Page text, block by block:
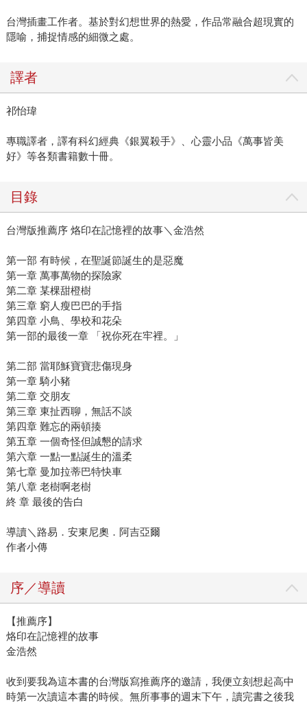
台灣插畫工作者。基於對幻想世界的熱愛，作品常融合超現實的
隱喻，捕捉情感的細微之處。
譯者
祁怡瑋
專職譯者，譯有科幻經典《銀翼殺手》、心靈小品《萬事皆美
好》等各類書籍數十冊。
目錄
台灣版推薦序 烙印在記憶裡的故事＼金浩然
第一部 有時候，在聖誕節誕生的是惡魔
第一章 萬事萬物的探險家
第二章 某棵甜橙樹
第三章 窮人瘦巴巴的手指
第四章 小鳥、學校和花朵
第一部的最後一章 「祝你死在牢裡。」
第二部 當耶穌寶寶悲傷現身
第一章 騎小豬
第二章 交朋友
第三章 東扯西聊，無話不談
第四章 難忘的兩頓揍
第五章 一個奇怪但誠懇的請求
第六章 一點一點誕生的溫柔
第七章 曼加拉蒂巴特快車
第八章 老樹啊老樹
終 章 最後的告白
導讀＼路易．安東尼奧．阿吉亞爾
作者小傳
序／導讀
【推薦序】
烙印在記憶裡的故事
金浩然
收到要我為這本書的台灣版寫推薦序的邀請，我便立刻想起高中
時第一次讀這本書的時候。無所事事的週末下午，讀完書之後我